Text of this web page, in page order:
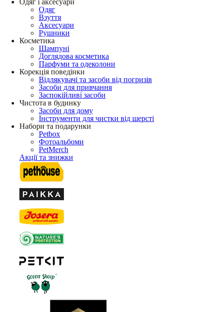
Одяг і аксесуари
Одяг
Взуття
Аксесуари
Рушники
Косметика
Шампуні
Доглядова косметика
Парфуми та одеколони
Корекція поведінки
Відлякувачі та засоби від погризів
Засоби для привчання
Заспокійливі засоби
Чистота в будинку
Засоби для дому
Інструменти для чистки від шерсті
Набори та подарунки
Petbox
Фотоальбоми
PetMerch
Акції та знижки